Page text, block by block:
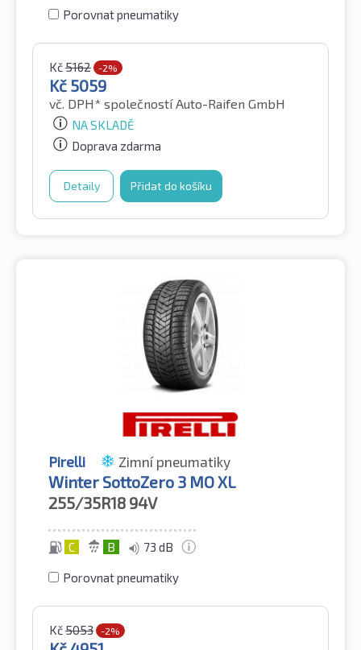
Porovnat pneumatiky
Kč5162 -2%
Kč 5059
vč. DPH* společností Auto-Raifen GmbH
NA SKLADĚ
Doprava zdarma
Detaily Přidat do košíku
Pirelli Zimní pneumatiky
Winter SottoZero 3 MO XL
255/35R18 94V
C B 73 dB
Porovnat pneumatiky
Kč5053 -2%